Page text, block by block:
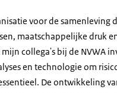
voor de samenleving
maatschappelijke druk
collega's bij de NVWA
en technologie om
De ontwikkeling